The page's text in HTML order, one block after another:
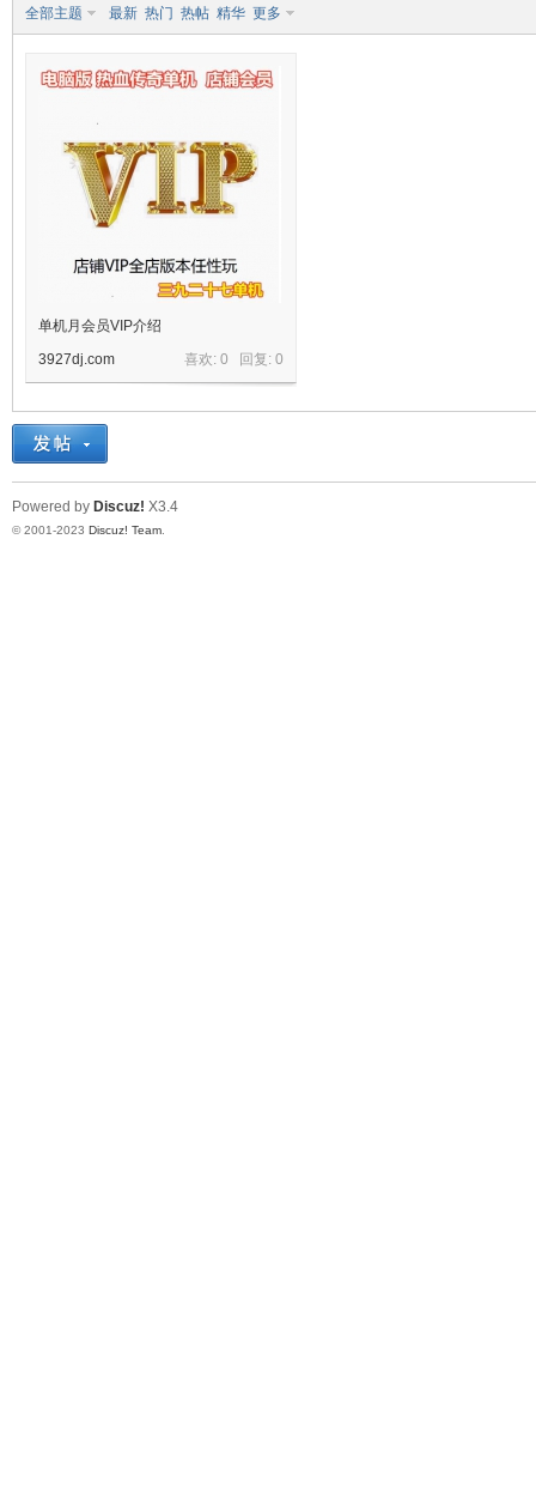
十
全部主题 最新 热门 热帖 精华 更多
单机月会员VIP介绍
喜欢: 0 回复: 0
3927dj.com
Powered by Discuz! X3.4
© 2001-2023 Discuz! Team.